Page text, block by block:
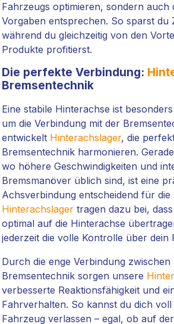
Fahrzeugs optimieren, sondern auch
Vorgaben entsprechen. So sparst du
während du gleichzeitig von den
Produkte profitierst.
Die perfekte Verbindung:
Bremsentechnik
Eine stabile Hinterachse ist
um die Verbindung mit der
entwickelt Hinterachslager, die
Bremsentechnik harmonieren.
wo höhere Geschwindigkeiten und
Bremsmanöver üblich sind, ist eine
Achsverbindung entscheidend für die
Hinterachslagertragen dazu bei,
optimal auf die Hinterachse
jederzeit die volle Kontrolle über dein
Durch die enge Verbindung zwischen
Bremsentechnik sorgen unsere
verbesserte Reaktionsfähigkeit und
Fahrverhalten. So kannst du dich
Fahrzeug verlassen – egal, ob auf